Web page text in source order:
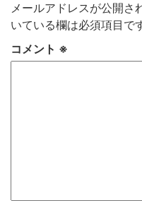
メールアドレスが公開さ
いている欄は必須項目で
コメント ※